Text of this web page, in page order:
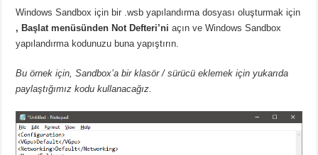
Windows Sandbox için bir .wsb yapılandırma dosyası oluşturmak için
, Başlat menüsünden Not Defteri’ni açın ve Windows Sandbox
yapılandırma kodunuzu buna yapıştırın.
Bu örnek için, Sandbox’a bir klasör / sürücü eklemek için yukarıda
paylaştığımız kodu kullanacağız.